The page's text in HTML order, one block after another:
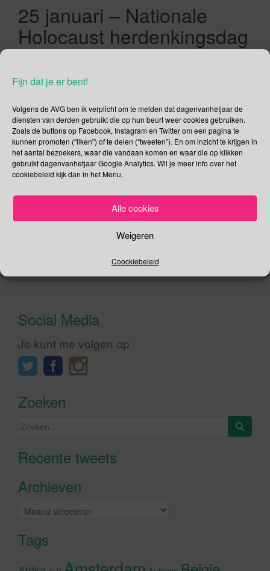
Fijn dat je er bent!
Volgens de AVG ben ik verplicht om te melden dat dagenvanhetjaar de
diensten van derden gebruikt die op hun beurt weer cookies gebruiken.
Zoals de buttons op Facebook, Instagram en Twitter om een pagina te
kunnen promoten (“liken”) of te delen (“tweeten”). En om inzicht te krijgen in
het aantal bezoekers, waar die vandaan komen en waar die op klikken
gebruikt dagenvanhetjaar Google Analytics. Wil je meer info over het
cookiebeleid kijk dan in het Menu.
Alle cookies
Weigeren
Coockiebeleid
25 januari – Nationale
Holocaust herdenkingsdag
2015
25/01/2015
Beluister blog Ieder jaar wordt op de laatste zondag van
januari de bevrijding van het concentratie- en
vernietigingskamp Auschwitz-Birkenau in Nederland
herdacht. Dit jaar is het een bijzonder jaar want op 27 januari
Leger werd bevrijd. De herdenking wordt vooraf gegaan door
Social Media
Je kunt me volgen op
Zoeken
Zoeken
Recente tweetsKlik om marketing cookies te
Archieven
Archieven
Tags